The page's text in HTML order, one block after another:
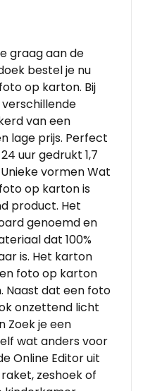
graag aan de
bestel je nu
op karton. Bij
van een
lage prijs. Perfect
uur gedrukt 1,7
vormen Wat
op karton is
product. Het
genoemd en
dat 100%
is. Het karton
foto op karton
Naast dat een foto
onzettend licht
Zoek je een
wat anders voor
Online Editor uit
zeshoek of